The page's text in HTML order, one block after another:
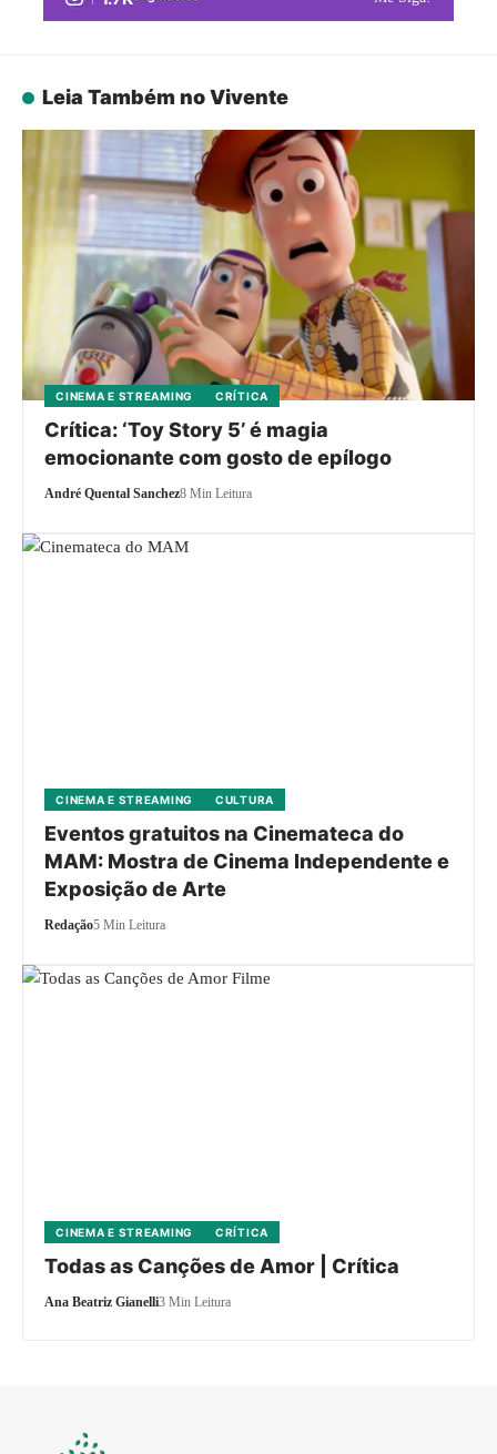
Leia Também no Vivente
CINEMA E STREAMING CRÍTICA
Crítica: ‘Toy Story 5’ é magia
emocionante com gosto de epílogo
André Quental Sanchez8 Min Leitura
CINEMA E STREAMING CULTURA
Eventos gratuitos na Cinemateca do
MAM: Mostra de Cinema Independente e
Exposição de Arte
Redação5 Min Leitura
CINEMA E STREAMING CRÍTICA
Todas as Canções de Amor | Crítica
Ana Beatriz Gianelli3 Min Leitura